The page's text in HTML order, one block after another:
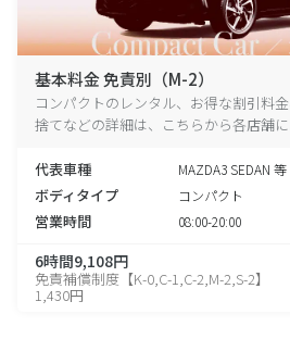
基本料金 免責別（M-2）
コンパクトのレンタル、お得な割引料
捨てなどの詳細は、こちらから各店舗に
代表車種 MAZDA3 SEDAN 等
ボディタイプ コンパクト
営業時間 08:00-20:00
6時間9,108円
免責補償制度【K-0,C-1,C-2,M-2,S-2】
1,430円